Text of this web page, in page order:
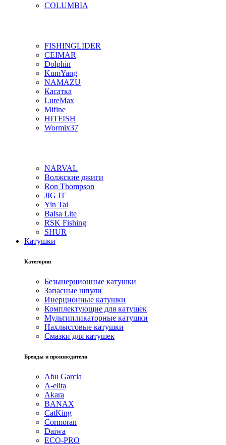
COLUMBIA
FISHINGLIDER
CEIMAR
Dolphin
KumYang
NAMAZU
Касатка
LureMax
Mifine
HITFISH
Wormix37
NARVAL
Волжские джиги
Ron Thompson
JIG IT
Yin Tai
Balsa Lite
RSK Fishing
SHUR
Катушки
Категории
Безынерционные катушки
Запасные шпули
Инерционные катушки
Комплектующие для катушек
Мультипликаторные катушки
Нахлыстовые катушки
Смазки для катушек
Бренды и производители
Abu Garcia
A-elita
Akara
BANAX
CatKing
Cormoran
Daiwa
ECO-PRO